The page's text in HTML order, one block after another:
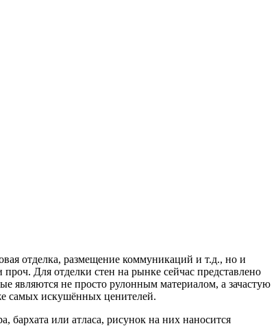
отделка, размещение коммуникаций и т.д., но и
Для отделки стен на рынке сейчас представлено
являются не просто рулонным материалом, а зачастую
самых искушённых ценителей.
бархата или атласа, рисунок на них наносится